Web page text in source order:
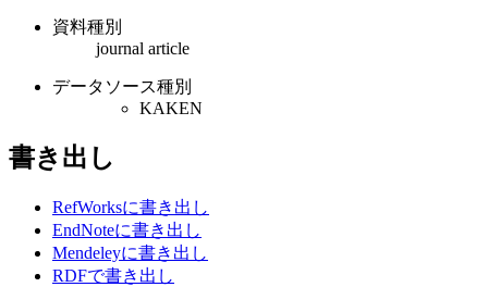
資料種別
journal article
データソース種別
KAKEN
書き出し
RefWorksに書き出し
EndNoteに書き出し
Mendeleyに書き出し
RDFで書き出し